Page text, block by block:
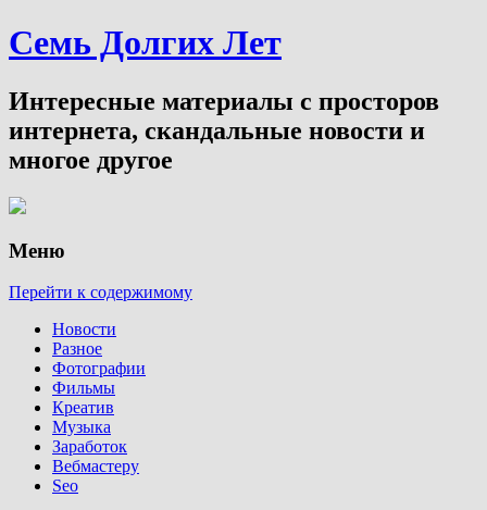
Семь Долгих Лет
Интересные материалы с просторов
интернета, скандальные новости и
многое другое
Меню
Перейти к содержимому
Новости
Разное
Фотографии
Фильмы
Креатив
Музыка
Заработок
Вебмастеру
Seo